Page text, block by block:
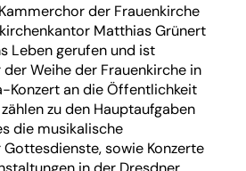
der Frauenkirche
Matthias Grünert
Leben gerufen und ist
Weihe der Frauenkirche in
Konzert an die Öffentlichkeit
zu den Hauptaufgaben
die musikalische
sowie Konzerte